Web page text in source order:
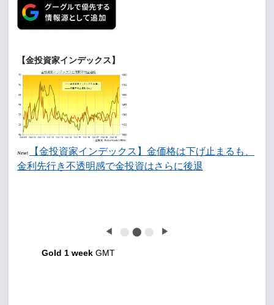
【金投資家インデックス】
New!
【金投資家インデックス】金価格は下げ止まるも、
金利先行き不透明感で金投資はさらに後退
◀ ⬤ ⬤ ⬤ ▶
Gold 1 week GMT